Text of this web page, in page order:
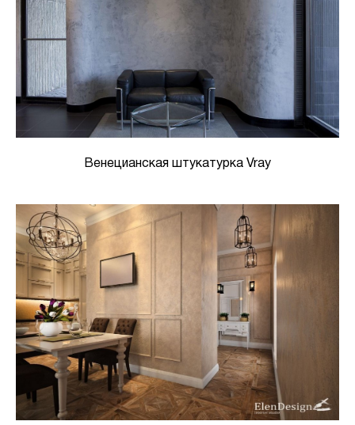
Венецианская штукатурка Vray